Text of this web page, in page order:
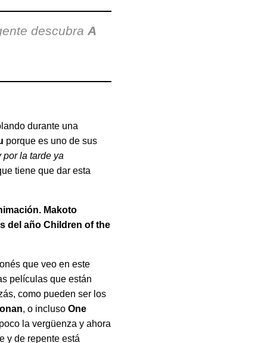
descubraA
durante una
porque es uno de sus
por la tarde ya
tiene que dar esta
Makoto
del año Children of the
que veo en este
películas que están
como pueden ser los
, o inclusoOne
la vergüenza y ahora
y de repente está